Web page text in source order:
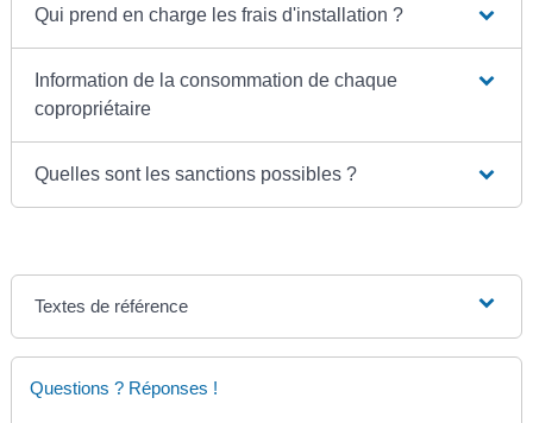
Qui prend en charge les frais d'installation ?
Information de la consommation de chaque
copropriétaire
Quelles sont les sanctions possibles ?
Textes de référence
Questions ? Réponses !